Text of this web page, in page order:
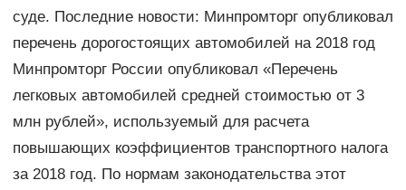
суде. Последние новости: Минпромторг опубликовал
перечень дорогостоящих автомобилей на 2018 год
Минпромторг России опубликовал «Перечень
легковых автомобилей средней стоимостью от 3
млн рублей», используемый для расчета
повышающих коэффициентов транспортного налога
за 2018 год. По нормам законодательства этот